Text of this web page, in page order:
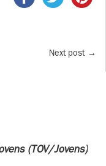
Next post →
(TOV/Jovens)